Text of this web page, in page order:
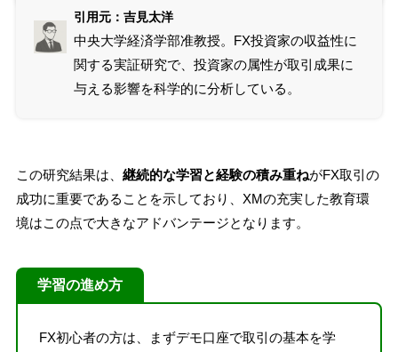
引用元：吉見太洋
中央大学経済学部准教授。FX投資家の収益性に
関する実証研究で、投資家の属性が取引成果に
与える影響を科学的に分析している。
この研究結果は、 継続的な学習と経験の積み重ねがFX取引の
成功に重要であることを示しており、XMの充実した教育環
境はこの点で大きなアドバンテージとなります。
学習の進め方
FX初心者の方は、まずデモ口座で取引の基本を学